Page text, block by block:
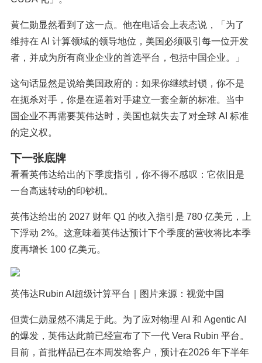
黄仁勋显然看到了这一点。他在电话会上表态说，「为了
维持在 AI 计算领域的领导地位，美国必须吸引每一位开发
者，并成为所有商业企业的首选平台，包括中国企业。」
这句话显然是说给美国政府的：如果你继续封锁，你不是
在扼杀对手，你是在逼着对手建立一套全新的标准。当中
国企业不再需要英伟达时，美国也就失去了对全球 AI 标准
的定义权。
下一张底牌
看看英伟达给出的下季度指引，你不得不感叹：它依旧是
一台高速转动的印钞机。
英伟达给出的 2027 财年 Q1 的收入指引是 780 亿美元，上
下浮动 2%。这意味着英伟达预计下个季度的营收将比本季
度再增长 100 亿美元。
英伟达Rubin AI超级计算平台｜图片来源：视觉中国
但黄仁勋显然不满足于此。为了应对物理 AI 和 Agentic AI
的爆发，英伟达此前已经宣布了下一代 Vera Rubin 平台。
目前，首批样品已在本周发给客户，预计在2026 年下半年